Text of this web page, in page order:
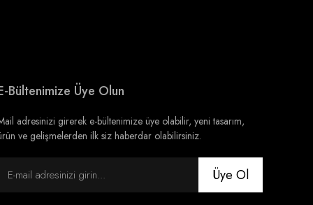
Bültenimize Üye Olun
adresinizi girerek e-bültenimize üye olabilir, yeni tasarım,
ve gelişmelerden ilk siz haberdar olabilirsiniz.
Üye Ol